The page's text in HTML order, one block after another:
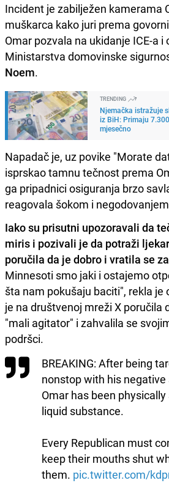
Incident je zabilježen kamerama
muškarca kako juri prema
Omar pozvala na ukidanje ICE-a
Ministarstva domovinske
Noem.
TRENDING
Njemačka istražuje
iz BiH: Primaju
mjesečno
Napadač je, uz povike "Morate
isprskao tamnu tečnost prema
ga pripadnici osiguranja brzo
reagovala šokom i
Iako su prisutni upozoravali da
miris i pozivali je da potraži
poručila da je dobro i vratila se
Minnesoti smo jaki i ostajemo
šta nam pokušaju baciti", rekla je
je na društvenoj mreži X poručila
"mali agitator" i zahvalila se
podršci.
BREAKING: After being
nonstop with his negative
Omar has been
liquid substance.
Every Republican must
keep their mouths shut
them. pic.twitter.com/